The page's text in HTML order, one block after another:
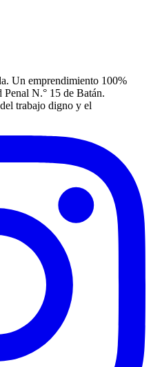
Un emprendimiento 100%
N.° 15 de Batán.
trabajo digno y el